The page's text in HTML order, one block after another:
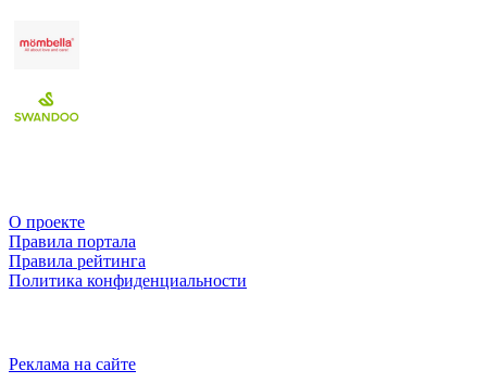
О проекте
Правила портала
Правила рейтинга
Политика конфиденциальности
Реклама на сайте